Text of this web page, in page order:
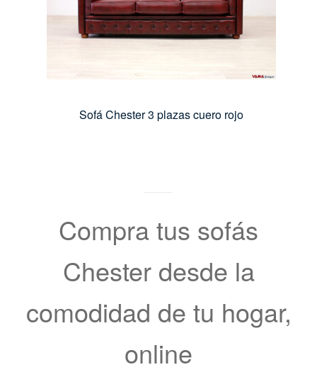
Sofá Chester 3 plazas cuero rojo
Compra tus sofás
Chester desde la
comodidad de tu hogar,
online